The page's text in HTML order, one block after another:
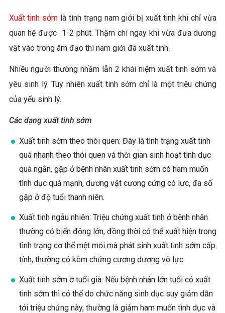
Xuất tinh sớm là tình trạng nam giới bị xuất tinh khi chỉ vừa
quan hệ được 1-2 phút. Thậm chí ngay khi vừa đưa dương
vật vào trong âm đạo thì nam giới đã xuất tinh.
Nhiều người thường nhầm lẫn 2 khái niệm xuất tinh sớm và
yêu sinh lý. Tuy nhiên xuất tinh sớm chỉ là một triệu chứng
của yếu sinh lý.
Các dạng xuất tinh sớm
Xuất tinh sớm theo thói quen: Đây là tình trạng xuất tinh
quá nhanh theo thói quen và thời gian sinh hoạt tình dục
quá ngắn, gặp ở bệnh nhân xuất tinh sớm có ham muốn
tình dục quá mạnh, dương vật cương cứng có lực, đa số
gặp ở độ tuổi thanh niên.
Xuất tinh ngẫu nhiên: Triệu chứng xuất tinh ở bệnh nhân
thường có biến động lớn, đồng thời có thể xuất hiện trong
tình trạng cơ thể mệt mỏi mà phát sinh xuất tinh sớm cấp
tính, thường có kèm chứng cương dương vô lực.
Xuất tinh sớm ở tuổi già: Nếu bệnh nhân lớn tuổi có xuất
tinh sớm thì có thể do chức năng sinh dục suy giảm dẫn
tới triệu chứng này, thường là giảm ham muốn tình dục và